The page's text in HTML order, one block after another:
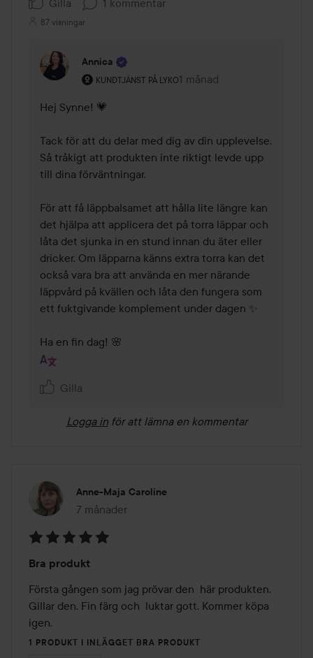
Gilla 1 kommentar
87 visningar
Annica
KUNDTJÄNST PÅ LYKO
Användarens roll: Kundtjänst på Lyko.
1 månad
Kommentaren lades 1
Hej Synne! 💗
Tack för att du delar med dig av din upplevelse.
Så tråkigt att produkten inte riktigt levde upp
till dina förväntningar.
För att få läppbalsamet att hålla lite längre kan
det hjälpa att applicera det på torra läppar och
låta det sjunka in en stund innan du äter eller
dricker. Om läpparna känns extra torra kan det
också vara bra att använda en mer närande
läppvård på kvällen och låta den fungera som
ett fuktgivande komplement under dagen ✨
Ha en fin dag! 🌸
Gilla
Logga in för att lämna en kommentar
Anne-Maja Caroline
7 månader
Inlägget skapades 7 månader
5
av
5
Bra produkt
Första gången som jag prövar den  här produkten.
Gillar den. Fin färg och  luktar gott. Kommer köpa
igen.
1 PRODUKT I INLÄGGET BRA PRODUKT